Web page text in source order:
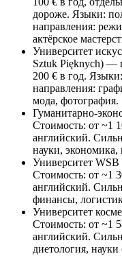
дороже. Языки:
направления:
актёрское
Университет
Sztuk Pięknych) —
200 € в год.
направления:
мода, фотография.
Гуманитарно-
Стоимость: от ~1
английский.
науки, экономика,
Университет
Стоимость: от ~1
английский.
финансы,
Университет
Стоимость: от ~1
английский.
диетология, науки